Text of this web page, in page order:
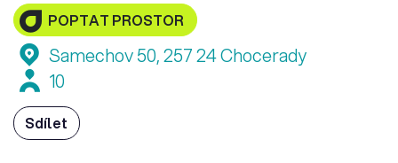
POPTAT PROSTOR
Samechov 50, 257 24 Chocerady
10
Sdílet